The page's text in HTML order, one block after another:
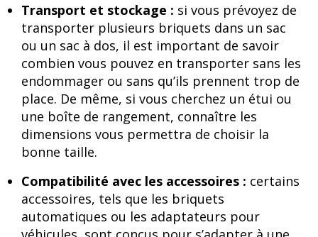
Transport et stockage : si vous prévoyez de
transporter plusieurs briquets dans un sac
ou un sac à dos, il est important de savoir
combien vous pouvez en transporter sans les
endommager ou sans qu’ils prennent trop de
place. De même, si vous cherchez un étui ou
une boîte de rangement, connaître les
dimensions vous permettra de choisir la
bonne taille.
Compatibilité avec les accessoires : certains
accessoires, tels que les briquets
automatiques ou les adaptateurs pour